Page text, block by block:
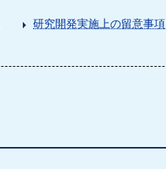
研究開発実施上の留意事項